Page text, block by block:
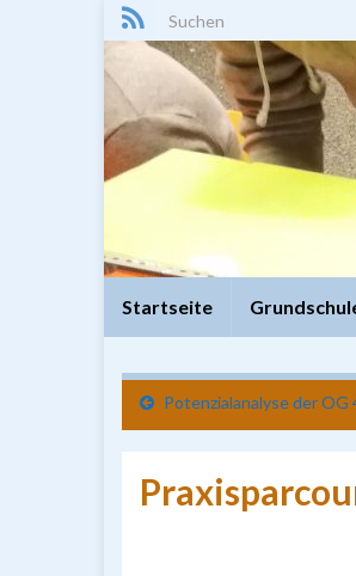
Search for:
Startseite
Potenzialanalyse der OG